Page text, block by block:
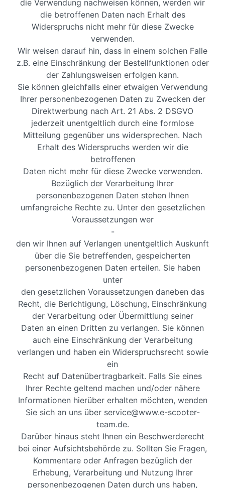
die Verwendung nachweisen können, werden wir
die betroffenen Daten nach Erhalt des
Widerspruchs nicht mehr für diese Zwecke
verwenden.
Wir weisen darauf hin, dass in einem solchen Falle
z.B. eine Einschränkung der Bestellfunktionen oder
der Zahlungsweisen erfolgen kann.
Sie können gleichfalls einer etwaigen Verwendung
Ihrer personenbezogenen Daten zu Zwecken der
Direktwerbung nach Art. 21 Abs. 2 DSGVO
jederzeit unentgeltlich durch eine formlose
Mitteilung gegenüber uns widersprechen. Nach
Erhalt des Widerspruchs werden wir die
betroffenen
Daten nicht mehr für diese Zwecke verwenden.
Bezüglich der Verarbeitung Ihrer
personenbezogenen Daten stehen Ihnen
umfangreiche Rechte zu. Unter den gesetzlichen
Voraussetzungen wer
-
den wir Ihnen auf Verlangen unentgeltlich Auskunft
über die Sie betreffenden, gespeicherten
personenbezogenen Daten erteilen. Sie haben
unter
den gesetzlichen Voraussetzungen daneben das
Recht, die Berichtigung, Löschung, Einschränkung
der Verarbeitung oder Übermittlung seiner
Daten an einen Dritten zu verlangen. Sie können
auch eine Einschränkung der Verarbeitung
verlangen und haben ein Widerspruchsrecht sowie
ein
Recht auf Datenübertragbarkeit. Falls Sie eines
Ihrer Rechte geltend machen und/oder nähere
Informationen hierüber erhalten möchten, wenden
Sie sich an uns über service@www.e-scooter-
team.de.
Darüber hinaus steht Ihnen ein Beschwerderecht
bei einer Aufsichtsbehörde zu. Sollten Sie Fragen,
Kommentare oder Anfragen bezüglich der
Erhebung, Verarbeitung und Nutzung Ihrer
personenbezogenen Daten durch uns haben,